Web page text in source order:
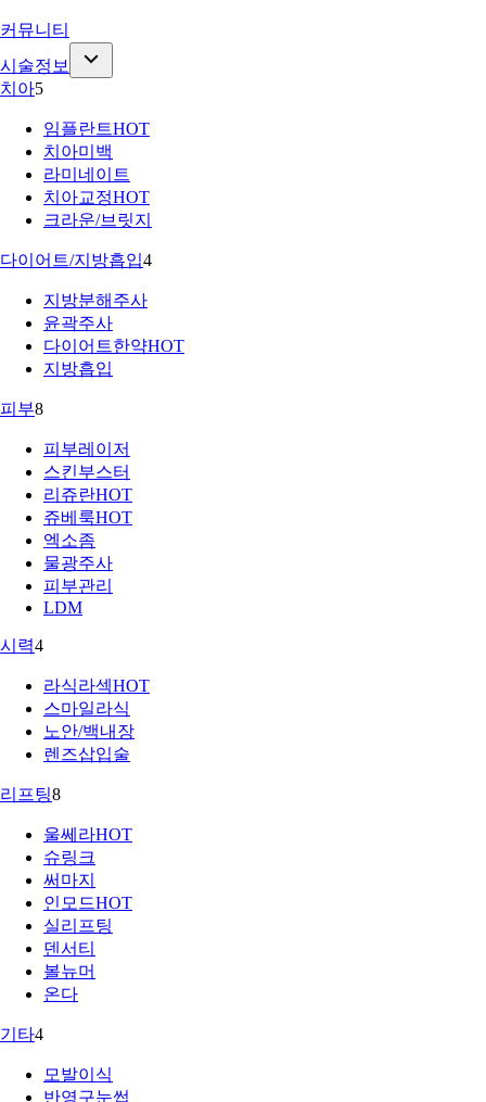
커뮤니티
시술정보
치아5
임플란트HOT
치아미백
라미네이트
치아교정HOT
크라운/브릿지
다이어트/지방흡입4
지방분해주사
윤곽주사
다이어트한약HOT
지방흡입
피부8
피부레이저
스킨부스터
리쥬란HOT
쥬베룩HOT
엑소좀
물광주사
피부관리
LDM
시력4
라식라섹HOT
스마일라식
노안/백내장
렌즈삽입술
리프팅8
울쎄라HOT
슈링크
써마지
인모드HOT
실리프팅
덴서티
볼뉴머
온다
기타4
모발이식
반영구눈썹